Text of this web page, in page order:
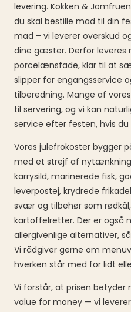
levering. Kokken &
du skal bestille mad til din
mad – vi leverer overskud
dine gæster. Derfor
porcelænsfade, klar til at
slipper for engangsservice
tilberedning. Mange af
til servering, og vi kan
service efter festen, hvis
Vores julefrokoster bygger
med et strejf af
karrysild, marinerede fisk,
leverpostej, krydrede
svær og tilbehør som
kartoffelretter. Der er også
allergivenlige alternativer,
Vi rådgiver gerne om
hverken står med for lidt
Vi forstår, at prisen betyder
value for money — vi